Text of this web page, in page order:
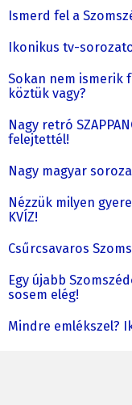
Ismerd fel a
Ikonikus tv-
Sokan nem ismerik
köztük vagy?
Nagy retró
felejtettél!
Nagy magyar
Nézzük milyen
KVÍZ!
Csűrcsavaros
Egy újabb
sosem elég!
Mindre emlékszel?